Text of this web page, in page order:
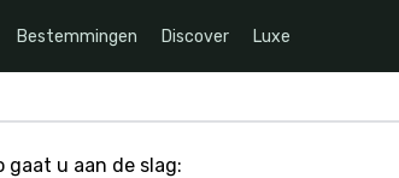
Bestemmingen Discover Luxe
gaat u aan de slag: